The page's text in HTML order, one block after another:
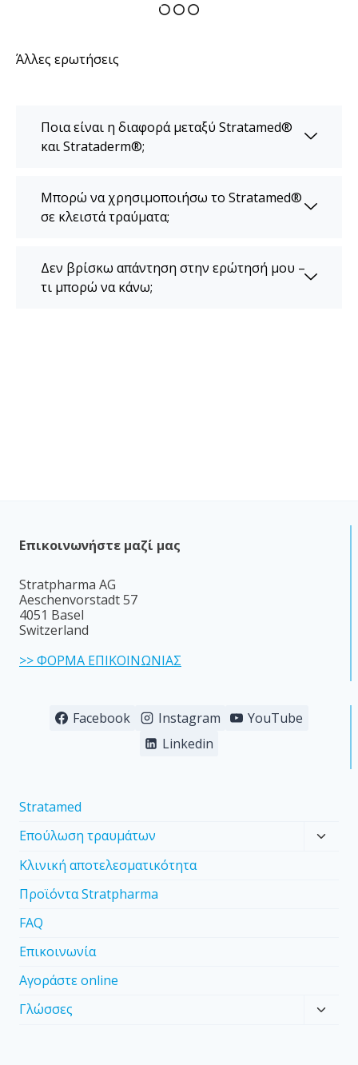
Άλλες ερωτήσεις
Ποια είναι η διαφορά μεταξύ Stratamed®
και Strataderm®;
Μπορώ να χρησιμοποιήσω το Stratamed®
σε κλειστά τραύματα;
Δεν βρίσκω απάντηση στην ερώτησή μου –
τι μπορώ να κάνω;
Επικοινωνήστε μαζί μας
Stratpharma AG
Aeschenvorstadt 57
4051 Basel
Switzerland
>> ΦΟΡΜΑ ΕΠΙΚΟΙΝΩΝΙΑΣ
Facebook Instagram
YouTube
Linkedin
Stratamed
Επούλωση τραυμάτων
Κλινική αποτελεσματικότητα
Προϊόντα Stratpharma
FAQ
Επικοινωνία
Αγοράστε online
Γλώσσες